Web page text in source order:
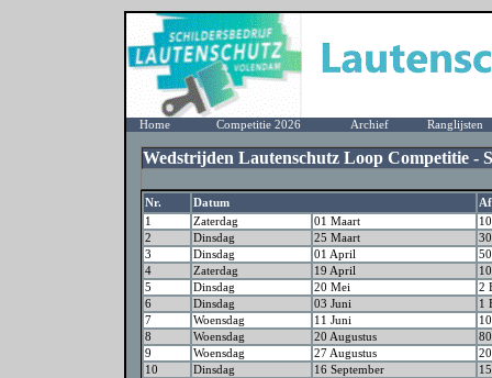
Home Competitie 2026 Archief Ranglijsten
Wedstrijden Lautenschutz Loop Competitie -
Nr. Datum
1
Zaterdag 01 Maart
2
Dinsdag 25 Maart
3
Dinsdag 01 April
4
Zaterdag 19 April
5
Dinsdag 20 Mei
2
6
Dinsdag 03 Juni
1
7
Woensdag 11 Juni
8
Woensdag 20 Augustus
9
Woensdag 27 Augustus
10
Dinsdag 16 September